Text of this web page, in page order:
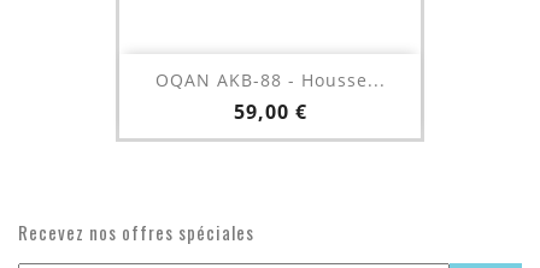
OQAN AKB-88 - Housse...
Prix
59,00 €
Recevez nos offres spéciales